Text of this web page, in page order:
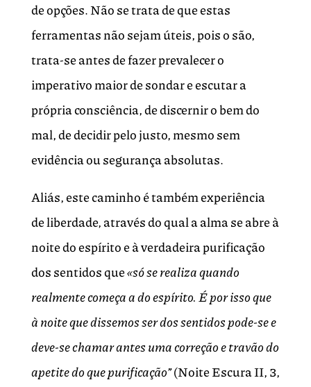
de opções. Não se trata de que estas
ferramentas não sejam úteis, pois o são,
trata-se antes de fazer prevalecer o
imperativo maior de sondar e escutar a
própria consciência, de discernir o bem do
mal, de decidir pelo justo, mesmo sem
evidência ou segurança absolutas.
Aliás, este caminho é também experiência
de liberdade, através do qual a alma se abre à
noite do espírito e à verdadeira purificação
dos sentidos que«só se realiza quando
realmente começa a do espírito. É por isso que
à noite que dissemos ser dos sentidos pode-se e
deve-se chamar antes uma correção e travão do
apetite do que purificação”(Noite Escura II, 3,